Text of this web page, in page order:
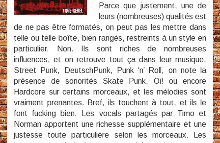
Parce que justement, une de
leurs (nombreuses) qualités est
de ne pas être formatés, on peut pas les mettre dans
telle ou telle boîte, bien rangés, restreints à un style en
particulier. Non. Ils sont riches de nombreuses
influences, et on retrouve tout ça dans leur musique.
Street Punk, DeutschPunk, Punk ‘n’ Roll, on note la
présence de sonorités Skate Punk, Oi! ou encore
Hardcore sur certains morceaux, et les mélodies sont
vraiment prenantes. Bref, ils touchent à tout, et ils le
font fucking bien. Les vocals partagés par Timo et
Norman apportent une richesse supplémentaire et une
justesse toute particulière selon les morceaux. Les